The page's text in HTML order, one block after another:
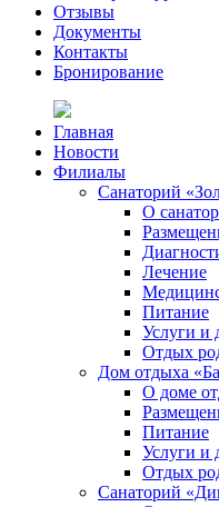
Отзывы
Документы
Контакты
Бронирование
Главная
Новости
Филиалы
Санаторий
О
Лечение
Питание
Услуги и
Отдых
Дом отдыха
О доме
Питание
Услуги и
Отдых
Санаторий